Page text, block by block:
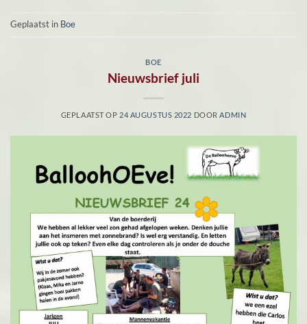
Geplaatst in Boe
BOE
Nieuwsbrief juli
GEPLAATST OP 24 AUGUSTUS 2022 DOORADMIN